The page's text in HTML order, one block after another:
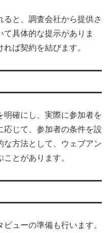
と、調査会社から提供さ
具体的な提示がありま
ば契約を結びます。
明確にし、実際に参加者を
応じて、参加者の条件を設
な方法として、ウェブアン
とがあります。
ューの準備も行います。